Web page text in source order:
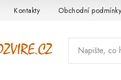
Kontakty Obchodní podmínky